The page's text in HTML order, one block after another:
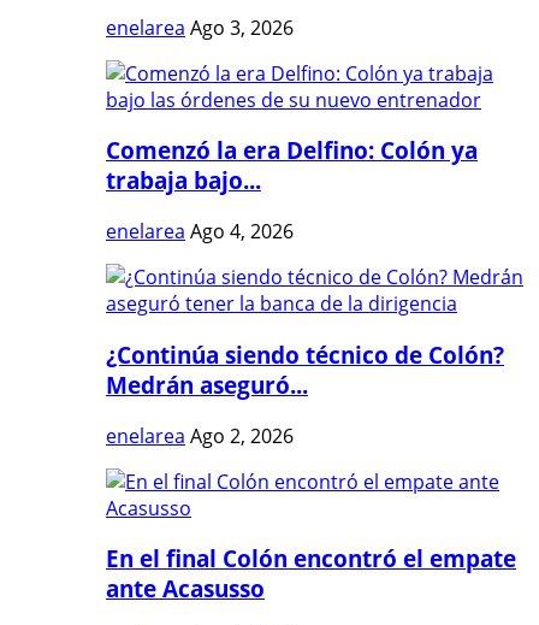
enelarea Ago 3, 2026
Comenzó la era Delfino: Colón ya
trabaja bajo...
enelarea Ago 4, 2026
¿Continúa siendo técnico de Colón?
Medrán aseguró...
enelarea Ago 2, 2026
En el final Colón encontró el empate
ante Acasusso